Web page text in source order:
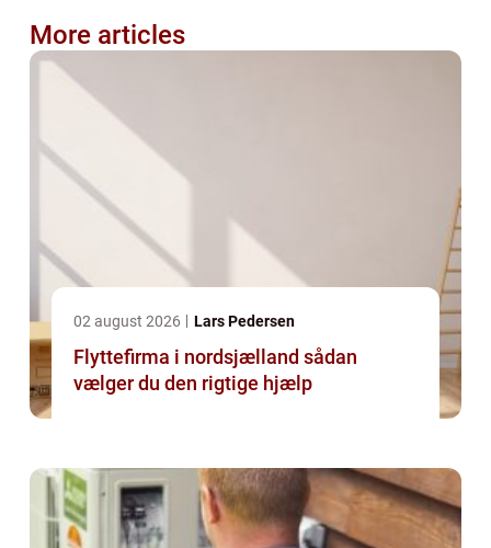
More articles
02 august 2026 Lars Pedersen
Flyttefirma i nordsjælland sådan
vælger du den rigtige hjælp